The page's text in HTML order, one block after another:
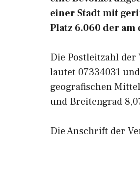
einer Stadt mit
Platz 6.060 der
Die Postleitzahl der
lautet 07334031
geografischen
und Breitengrad
Die Anschrift der